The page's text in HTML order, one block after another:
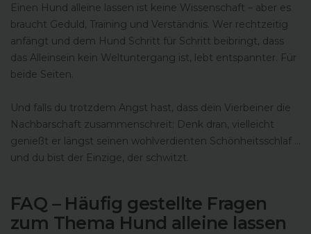
Einen Hund alleine lassen ist keine Wissenschaft – aber es
braucht Geduld, Training und Verständnis. Wer rechtzeitig
anfängt und dem Hund Schritt für Schritt beibringt, dass
das Alleinsein kein Weltuntergang ist, lebt entspannter. Für
beide Seiten.
Und falls du trotzdem Angst hast, dass dein Vierbeiner die
Nachbarschaft zusammenschreit: Denk dran, vielleicht
genießt er längst seinen wohlverdienten Schönheitsschlaf …
und du bist der Einzige, der schwitzt.
FAQ – Häufig gestellte Fragen
zum Thema Hund alleine lassen